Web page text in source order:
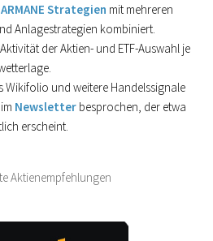
ARMANE Strategien mit mehreren
Anlagestrategien kombiniert.
der Aktien- und ETF-Auswahl je
Wikifolio und weitere Handelssignale
Newsletter besprochen, der etwa
erscheint.
Aktienempfehlungen